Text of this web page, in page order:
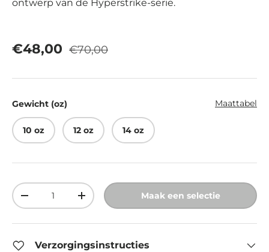
ontwerp van de Hyperstrike-serie.
Verkoopprijs
€48,00 Reguliere prijs
€70,00
Gewicht (oz) Maattabel
10 oz 12 oz 14 oz
Aantal
Verlaag de hoeveelheidVerhoog de hoeveelheid
Maak een selectie
Verzorgingsinstructies